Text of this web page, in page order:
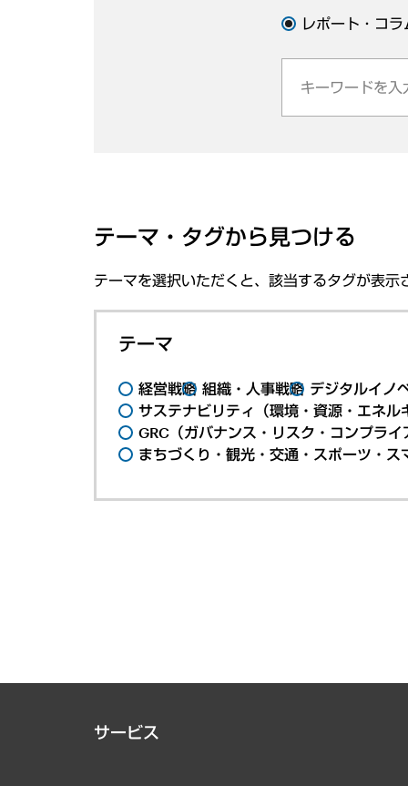
レポート・コ
テーマ・タグから見つける
テーマを選択いただくと、該当するタグが表
テーマ
経営戦略 組織・人事戦略 デジタルイノ
サステナビリティ（環境・資源・エネル
GRC（ガバナンス・リスク・コンプラ
まちづくり・観光・交通・スポーツ・ス
サービス